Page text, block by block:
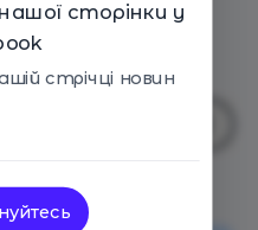
сторінки у
стрічці новин